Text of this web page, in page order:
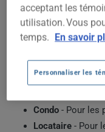
À Saint-Augustin-de-
plusieurs facteurs : la
exact, l'année de
voir les primes types
ClicAssure.
Condo - Pour les
Locataire - Pour
acceptant les
utilisation. Vous
temps. En savoir
Personnaliser les